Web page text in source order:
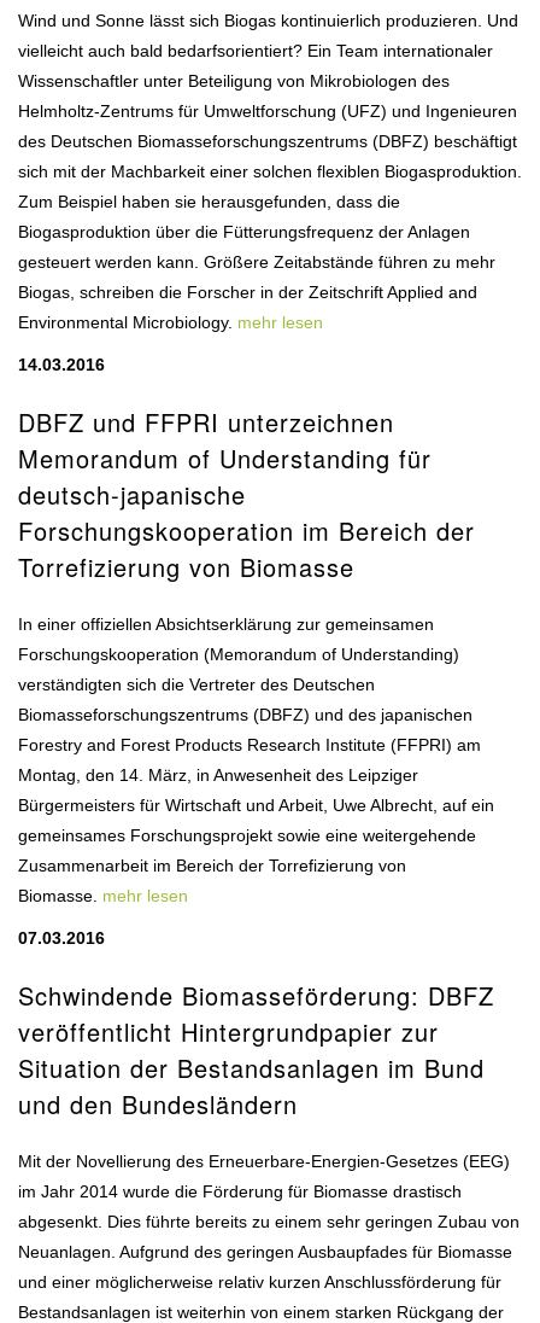
Wind und Sonne lässt sich Biogas kontinuierlich produzieren. Und
vielleicht auch bald bedarfsorientiert? Ein Team internationaler
Wissenschaftler unter Beteiligung von Mikrobiologen des
Helmholtz-Zentrums für Umweltforschung (UFZ) und Ingenieuren
des Deutschen Biomasseforschungszentrums (DBFZ) beschäftigt
sich mit der Machbarkeit einer solchen flexiblen Biogasproduktion.
Zum Beispiel haben sie herausgefunden, dass die
Biogasproduktion über die Fütterungsfrequenz der Anlagen
gesteuert werden kann. Größere Zeitabstände führen zu mehr
Biogas, schreiben die Forscher in der Zeitschrift Applied and
Environmental Microbiology. mehr lesen
14.03.2016
DBFZ und FFPRI unterzeichnen
Memorandum of Understanding für
deutsch-japanische
Forschungskooperation im Bereich der
Torrefizierung von Biomasse
In einer offiziellen Absichtserklärung zur gemeinsamen
Forschungskooperation (Memorandum of Understanding)
verständigten sich die Vertreter des Deutschen
Biomasseforschungszentrums (DBFZ) und des japanischen
Forestry and Forest Products Research Institute (FFPRI) am
Montag, den 14. März, in Anwesenheit des Leipziger
Bürgermeisters für Wirtschaft und Arbeit, Uwe Albrecht, auf ein
gemeinsames Forschungsprojekt sowie eine weitergehende
Zusammenarbeit im Bereich der Torrefizierung von
Biomasse. mehr lesen
07.03.2016
Schwindende Biomasseförderung: DBFZ
veröffentlicht Hintergrundpapier zur
Situation der Bestandsanlagen im Bund
und den Bundesländern
Mit der Novellierung des Erneuerbare-Energien-Gesetzes (EEG)
im Jahr 2014 wurde die Förderung für Biomasse drastisch
abgesenkt. Dies führte bereits zu einem sehr geringen Zubau von
Neuanlagen. Aufgrund des geringen Ausbaupfades für Biomasse
und einer möglicherweise relativ kurzen Anschlussförderung für
Bestandsanlagen ist weiterhin von einem starken Rückgang der